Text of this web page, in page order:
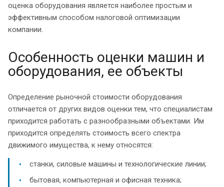
оценка оборудования является наиболее простым и
эффективным способом налоговой оптимизации
компании.
Особенность оценки машин и
оборудования, ее объекты
Определение рыночной стоимости оборудования
отличается от других видов оценки тем, что специалистам
приходится работать с разнообразными объектами. Им
приходится определять стоимость всего спектра
движимого имущества, к нему относятся:
станки, силовые машины и технологические линии;
бытовая, компьютерная и офисная техника;